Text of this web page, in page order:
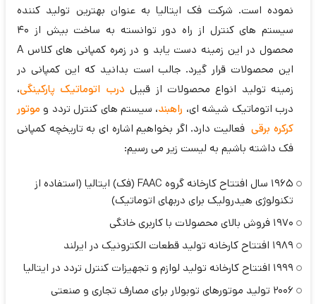
نموده است. شرکت فک ایتالیا به عنوان بهترین تولید کننده
سیستم های کنترل از راه دور توانسته به ساخت بیش از ۴۰
محصول در این زمینه دست یابد و در زمره کمپانی های کلاس A
این محصولات قرار گیرد. جالب است بدانید که این کمپانی در
زمینه تولید انواع محصولات از قبیل درب اتوماتیک پارکینگی،
درب اتوماتیک شیشه ای، راهبند، سیستم های کنترل تردد و موتور
کرکره برقیفعالیت دارد. اگر بخواهیم اشاره ای به تاریخچه کمپانی
فک داشته باشیم به لیست زیر می رسیم:
۱۹۶۵ سال افتتاح کارخانه گروه FAAC (فک) ایتالیا (استفاده از
تکنولوژی هیدرولیک برای دربهای اتوماتیک)
۱۹۷۰ فروش بالای محصولات با کاربری خانگی
۱۹۸۹ افتتاح کارخانه تولید قطعات الکترونیک در ایرلند
۱۹۹۹ افتتاح کارخانه تولید لوازم و تجهیزات کنترل تردد در ایتالیا
۲۰۰۶ تولید موتورهای توبولار برای مصارف تجاری و صنعتی